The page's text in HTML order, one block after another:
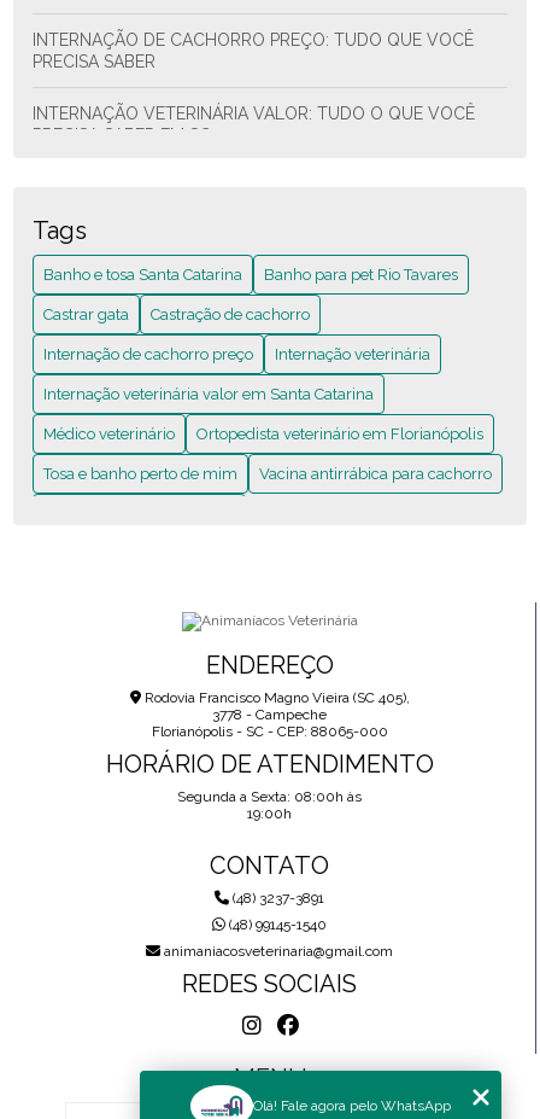
PRECISA SABER
PRECISA SABER EM SC
INTERNAÇÃO VETERINÁRIA: VALOR EM SANTA CATARINA
QUE VOCÊ PRECISA SABER
MÉDICO VETERINÁRIO: GUIA COMPLETO PARA ESCOLHER
O MELHOR PARCEIRO
MÉDICO VETERINÁRIO: O GUIA COMPLETO PARA CUIDAR
DO SEU PET
Tags
Banho e tosa Santa Catarina Banho para pet Rio Tavares
Castrar gata Castração de cachorro
Internação de cachorro preço Internação veterinária
Internação veterinária valor​ em Santa Catarina
Médico veterinário Ortopedista veterinário em Florianópolis
Tosa e banho perto de mim Vacina antirrábica para cachorro
ENDEREÇO
Rodovia Francisco Magno Vieira (SC 405),
3778 - Campeche
Florianópolis - SC - CEP: 88065-000
HORÁRIO DE ATENDIMENTO
Segunda a Sexta: 08:00h às
19:00h
CONTATO
(48) 3237-3891
(48) 99145-1540
animaniacosveterinaria@gmail.com
REDES SOCIAIS
MENU
HOME
Olá! Fale agora pelo WhatsApp